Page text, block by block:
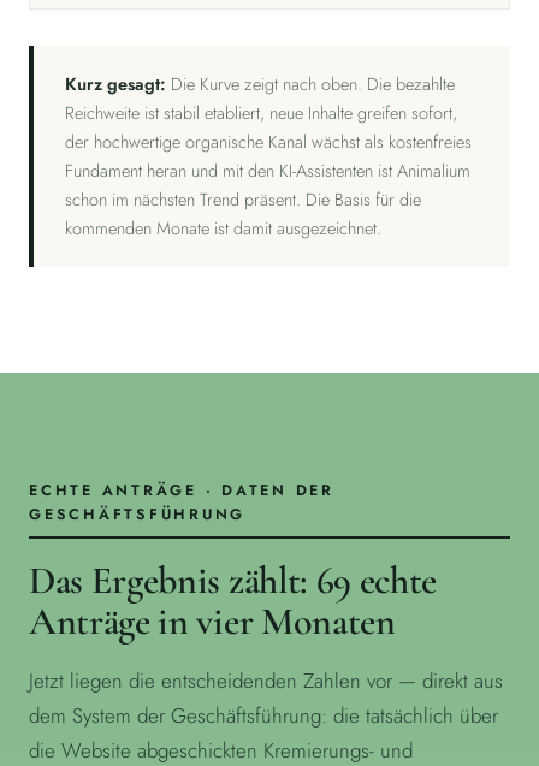
Kurz gesagt: Die Kurve zeigt nach oben. Die bezahlte
Reichweite ist stabil etabliert, neue Inhalte greifen sofort,
der hochwertige organische Kanal wächst als kostenfreies
Fundament heran und mit den KI-Assistenten ist Animalium
schon im nächsten Trend präsent. Die Basis für die
kommenden Monate ist damit ausgezeichnet.
ECHTE ANTRÄGE · DATEN DER
GESCHÄFTSFÜHRUNG
Das Ergebnis zählt: 69 echte
Anträge in vier Monaten
Jetzt liegen die entscheidenden Zahlen vor — direkt aus
dem System der Geschäftsführung: die tatsächlich über
die Website abgeschickten Kremierungs- und